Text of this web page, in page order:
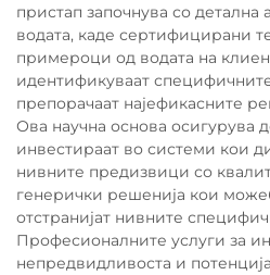
пристап започнува со детална
водата, каде сертифицирани
примероци од водата на
идентификуваат
препорачаат најефикасните
Ова научна основа осигурува
инвестираат во системи кои
нивните предизвици со
генерички решенија кои
отстранијат нивните
Професионалните услуги за
непредвидливоста и